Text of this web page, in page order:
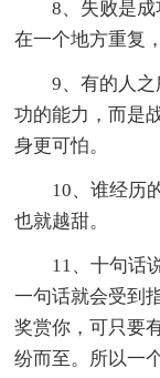
8、失败是
在一个地方重复
9、有的人
功的能力，而是
身更可怕。
10、谁经历
也就越甜。
11、十句话
一句话就会受到
奖赏你，可只要
纷而至。所以一